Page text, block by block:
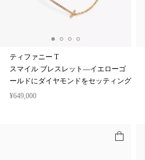
ティファニー T
スマイル ブレスレット—イエローゴ
ールドにダイヤモンドをセッティング
¥649,000